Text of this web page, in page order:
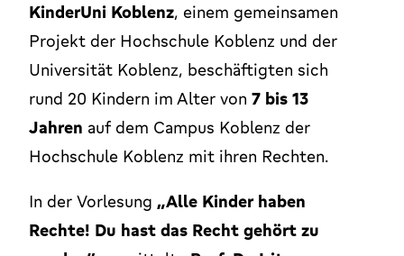
KinderUni Koblenz, einem gemeinsamen
Projekt der Hochschule Koblenz und der
Universität Koblenz, beschäftigten sich
rund 20 Kindern im Alter von 7 bis 13
Jahren auf dem Campus Koblenz der
Hochschule Koblenz mit ihren Rechten.
In der Vorlesung „Alle Kinder haben
Rechte! Du hast das Recht gehört zu